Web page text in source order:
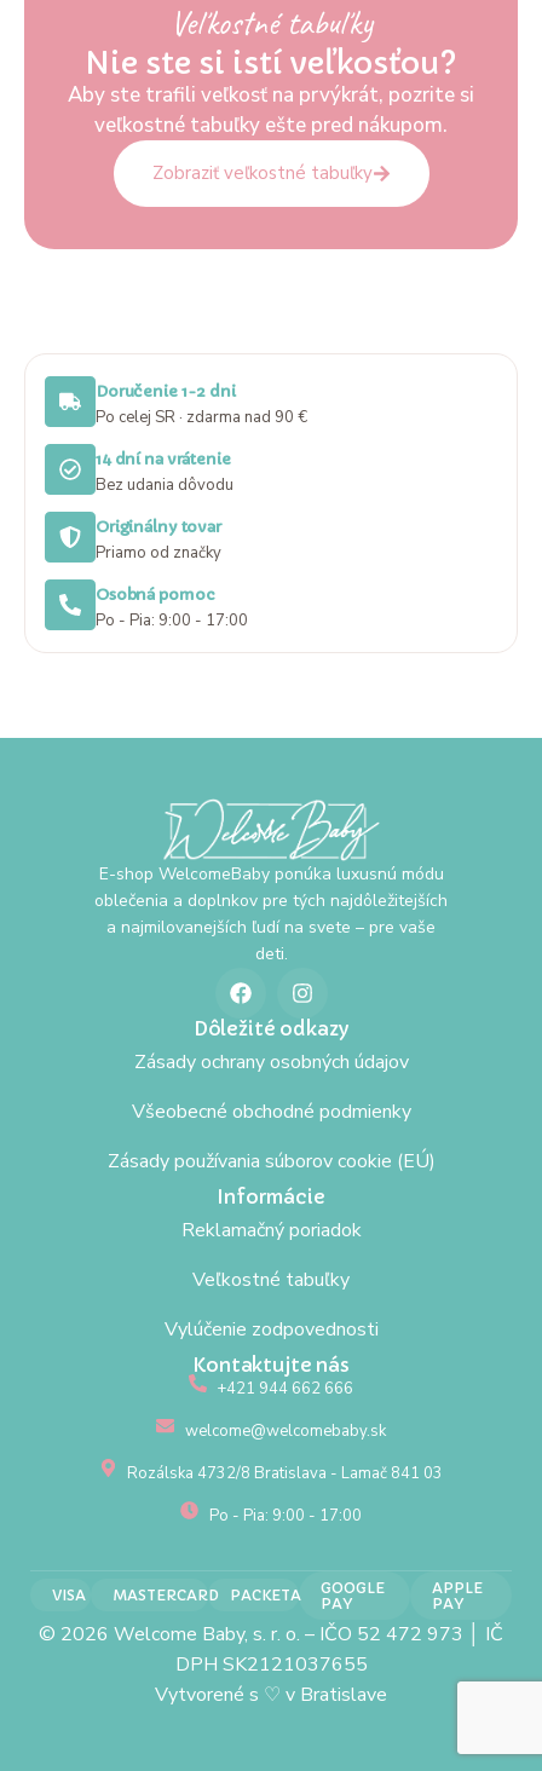
Veľkostné tabuľky
Nie ste si istí veľkosťou?
Aby ste trafili veľkosť na prvýkrát, pozrite si
veľkostné tabuľky ešte pred nákupom.
Zobraziť veľkostné tabuľky
Doručenie 1-2 dni
Po celej SR · zdarma nad 90 €
14 dní na vrátenie
Bez udania dôvodu
Originálny tovar
Priamo od značky
Osobná pomoc
Po - Pia: 9:00 - 17:00
E-shop WelcomeBaby ponúka luxusnú módu
oblečenia a doplnkov pre tých najdôležitejších
a najmilovanejších ľudí na svete – pre vaše
deti.
Dôležité odkazy
Zásady ochrany osobných údajov
Všeobecné obchodné podmienky
Zásady používania súborov cookie (EÚ)
Informácie
Reklamačný poriadok
Veľkostné tabuľky
Vylúčenie zodpovednosti
Kontaktujte nás
+421 944 662 666
welcome@welcomebaby.sk
Rozálska 4732/8 Bratislava - Lamač 841 03
Po - Pia: 9:00 - 17:00
VISA MASTERCARD PACKETA
GOOGLE
PAY
APPLE
PAY
© 2026 Welcome Baby, s. r. o. – IČO 52 472 973 │ IČ
DPH SK2121037655
Vytvorené s ♡ v Bratislave